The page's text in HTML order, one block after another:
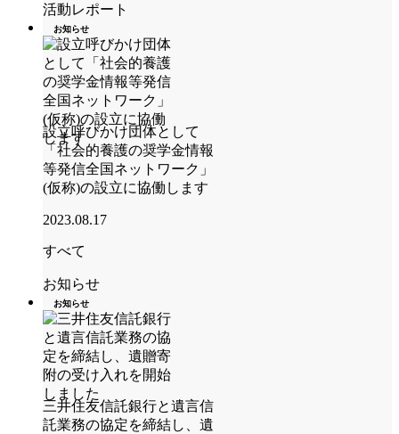
活動レポート
お知らせ
設立呼びかけ団体として
「社会的養護の奨学金情報
等発信全国ネットワーク」
(仮称)の設立に協働します
2023.08.17
すべて
お知らせ
お知らせ
三井住友信託銀行と遺言信
託業務の協定を締結し、遺